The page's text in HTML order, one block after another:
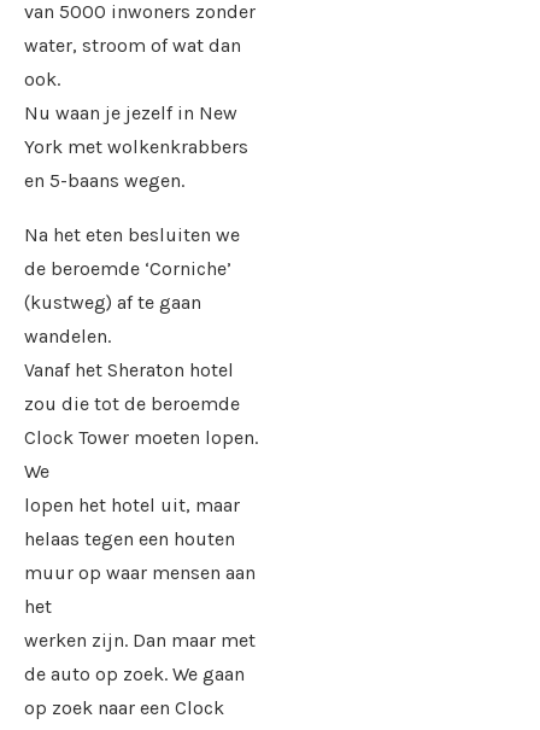
van 5000 inwoners zonder
water, stroom of wat dan
ook.
Nu waan je jezelf in New
York met wolkenkrabbers
en 5-baans wegen.
Na het eten besluiten we
de beroemde ‘Corniche’
(kustweg) af te gaan
wandelen.
Vanaf het Sheraton hotel
zou die tot de beroemde
Clock Tower moeten lopen.
We
lopen het hotel uit, maar
helaas tegen een houten
muur op waar mensen aan
het
werken zijn. Dan maar met
de auto op zoek. We gaan
op zoek naar een Clock